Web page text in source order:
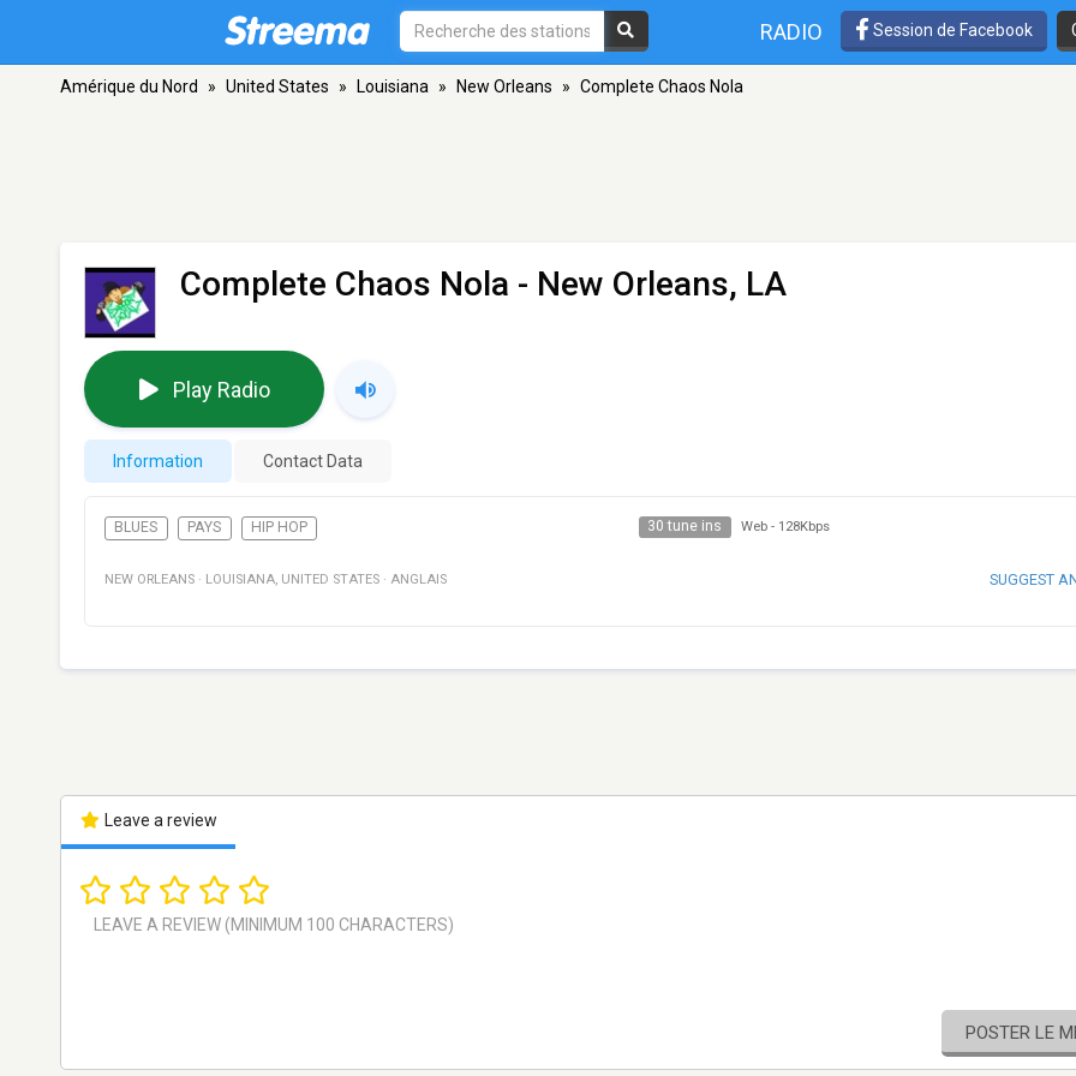
RADIO Session de Facebook
Amérique du Nord » United States » Louisiana » New Orleans » Complete Chaos Nola
Complete Chaos Nola - New Orleans, LA
Play Radio
Information Contact Data
BLUES PAYS HIP HOP 30 tune ins Web - 128Kbps
NEW ORLEANS · LOUISIANA, UNITED STATES · ANGLAIS SUGGEST
Leave a review
POSTER LE